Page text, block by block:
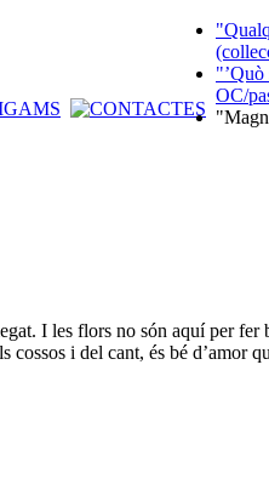
OC/
I les flors no són aquí per fer
i del cant, és bé d’amor